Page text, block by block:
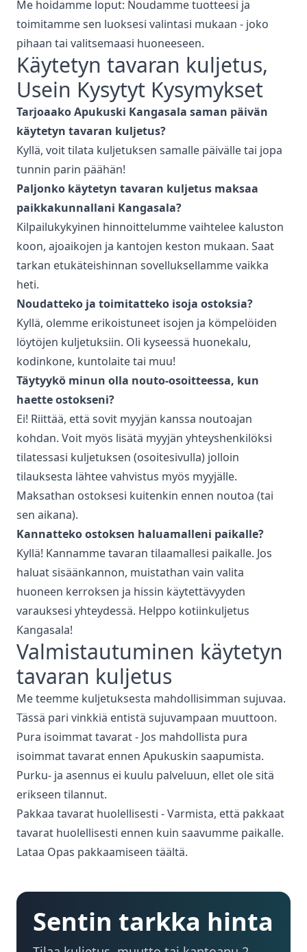
Me hoidamme loput: Noudamme tuotteesi ja
toimitamme sen luoksesi valintasi mukaan - joko
pihaan tai valitsemaasi huoneeseen.
Käytetyn tavaran kuljetus,
Usein Kysytyt Kysymykset
Tarjoaako Apukuski Kangasala saman päivän
käytetyn tavaran kuljetus?
Kyllä, voit tilata kuljetuksen samalle päivälle tai jopa
tunnin parin päähän!
Paljonko käytetyn tavaran kuljetus maksaa
paikkakunnallani Kangasala?
Kilpailukykyinen hinnoittelumme vaihtelee kaluston
koon, ajoaikojen ja kantojen keston mukaan. Saat
tarkan etukäteishinnan sovelluksellamme vaikka
heti.
Noudatteko ja toimitatteko isoja ostoksia?
Kyllä, olemme erikoistuneet isojen ja kömpelöiden
löytöjen kuljetuksiin. Oli kyseessä huonekalu,
kodinkone, kuntolaite tai muu!
Täytyykö minun olla nouto-osoitteessa, kun
haette ostokseni?
Ei! Riittää, että sovit myyjän kanssa noutoajan
kohdan. Voit myös lisätä myyjän yhteyshenkilöksi
tilatessasi kuljetuksen (osoitesivulla) jolloin
tilauksesta lähtee vahvistus myös myyjälle.
Maksathan ostoksesi kuitenkin ennen noutoa (tai
sen aikana).
Kannatteko ostoksen haluamalleni paikalle?
Kyllä! Kannamme tavaran tilaamallesi paikalle. Jos
haluat sisäänkannon, muistathan vain valita
huoneen kerroksen ja hissin käytettävyyden
varauksesi yhteydessä. Helppo kotiinkuljetus
Kangasala!
Valmistautuminen käytetyn
tavaran kuljetus
Me teemme kuljetuksesta mahdollisimman sujuvaa.
Tässä pari vinkkiä entistä sujuvampaan muuttoon.
Pura isoimmat tavarat - Jos mahdollista pura
isoimmat tavarat ennen Apukuskin saapumista.
Purku- ja asennus ei kuulu palveluun, ellet ole sitä
erikseen tilannut.
Pakkaa tavarat huolellisesti - Varmista, että pakkaat
tavarat huolellisesti ennen kuin saavumme paikalle.
Lataa Opas pakkaamiseen täältä.
Sentin tarkka hinta